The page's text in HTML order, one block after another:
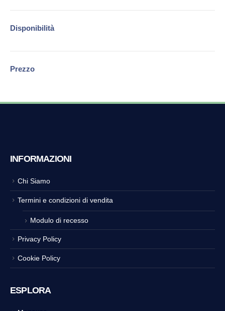
Disponibilità
Prezzo
INFORMAZIONI
Chi Siamo
Termini e condizioni di vendita
Modulo di recesso
Privacy Policy
Cookie Policy
ESPLORA